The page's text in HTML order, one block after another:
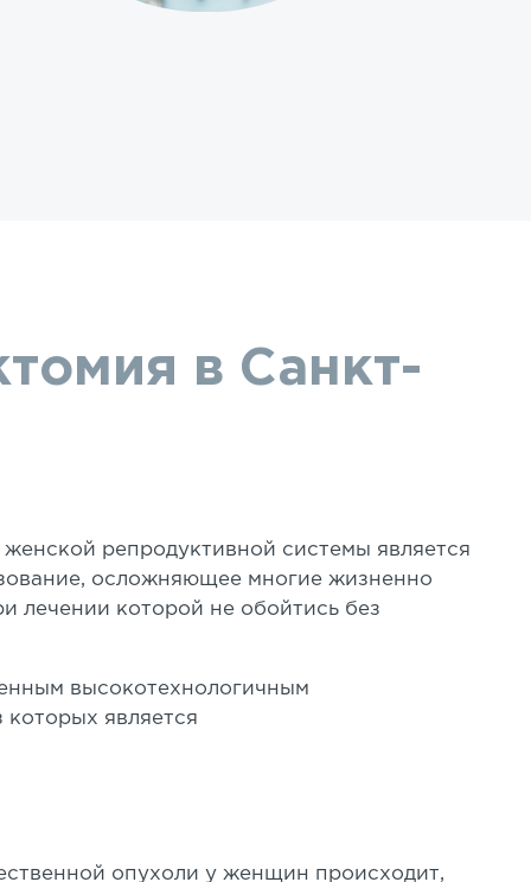
в Санкт-
репродуктивной системы является
осложняющее многие жизненно
которой не обойтись без
высокотехнологичным
является
опухоли у женщин происходит,